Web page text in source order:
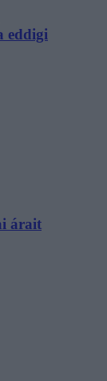
eddigi
árait